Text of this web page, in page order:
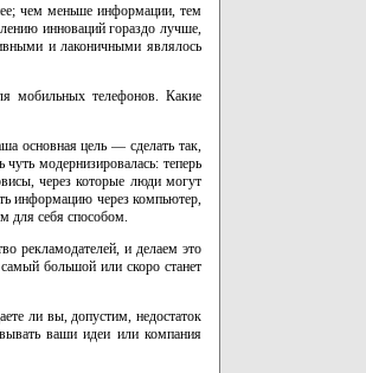
чем меньше информации, тем
инноваций гораздо лучше,
и лаконичными являлось
мобильных телефонов. Какие
основная цель — сделать так,
модернизировалась: теперь
через которые люди могут
информацию через компьютер,
для себя способом.
рекламодателей, и делаем это
большой или скоро станет
ли вы, допустим, недостаток
ваши идеи или компания